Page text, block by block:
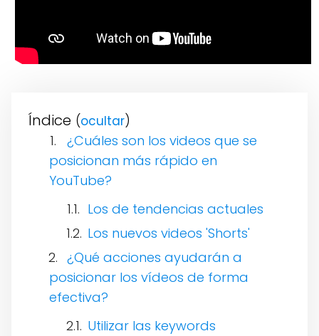
Índice ( )
¿Cuáles son los videos que se
posicionan más rápido en
YouTube?
Los de tendencias actuales
Los nuevos videos 'Shorts'
¿Qué acciones ayudarán a
posicionar los vídeos de forma
efectiva?
Utilizar las keywords